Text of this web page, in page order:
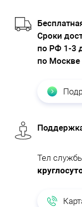
Cроки
по РФ 1-3
по Москве
Тел